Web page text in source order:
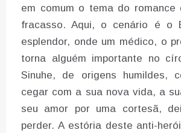
em comum o tema do romance
fracasso. Aqui, o cenário é o
esplendor, onde um médico, o
torna alguém importante no
Sinuhe, de origens humildes,
cegar com a sua nova vida, a
seu amor por uma cortesã,
perder. A estória deste anti-